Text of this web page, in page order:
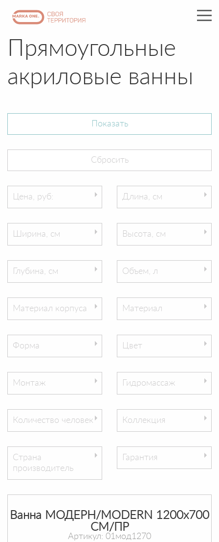
Прямоугольные
акриловые ванны
Цена, руб: Длина, см
Ширина, см Высота, см
Глубина, см Объем, л
Материал корпуса Материал
Форма Цвет
Монтаж Гидромассаж
Количество человек Коллекция
Страна
производитель
Гарантия
Ванна МОДЕРН/MODERN 1200х700
СМ/ПР
Артикул: 01мод1270